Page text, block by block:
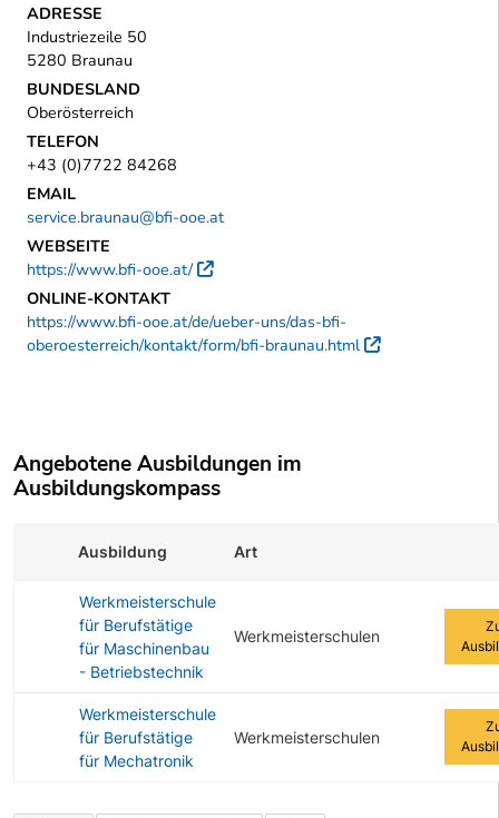
ADRESSE
Industriezeile 50
5280 Braunau
BUNDESLAND
Oberösterreich
TELEFON
+43 (0)7722 84268
EMAIL
service.braunau@bfi-ooe.at
WEBSEITE
https://www.bfi-ooe.at/
Externer Link
ONLINE-KONTAKT
https://www.bfi-ooe.at/de/ueber-uns/das-bfi-
oberoesterreich/kontakt/form/bfi-braunau.html
Externer
Angebotene Ausbildungen im
Ausbildungskompass
Ausbildung Art
Werkmeisterschule
für Berufstätige
für Maschinenbau
- Betriebstechnik
Werkmeisterschulen
Werkmeisterschule
für Berufstätige
für Mechatronik
Werkmeisterschulen